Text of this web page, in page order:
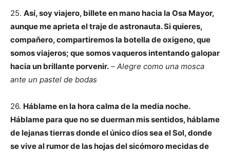
25. Así, soy viajero, billete en mano hacia la Osa Mayor,
aunque me aprieta el traje de astronauta. Si quieres,
compañero, compartiremos la botella de oxigeno, que
somos viajeros; que somos vaqueros intentando galopar
hacia un brillante porvenir. – Alegre como una mosca
ante un pastel de bodas
26. Háblame en la hora calma de la media noche.
Háblame para que no se duerman mis sentidos, háblame
de lejanas tierras donde el único dios sea el Sol, donde
se vive al rumor de las hojas del sicómoro mecidas de